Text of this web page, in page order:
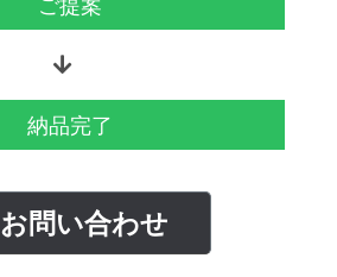
ご提案
納品完了
お問い合わせ